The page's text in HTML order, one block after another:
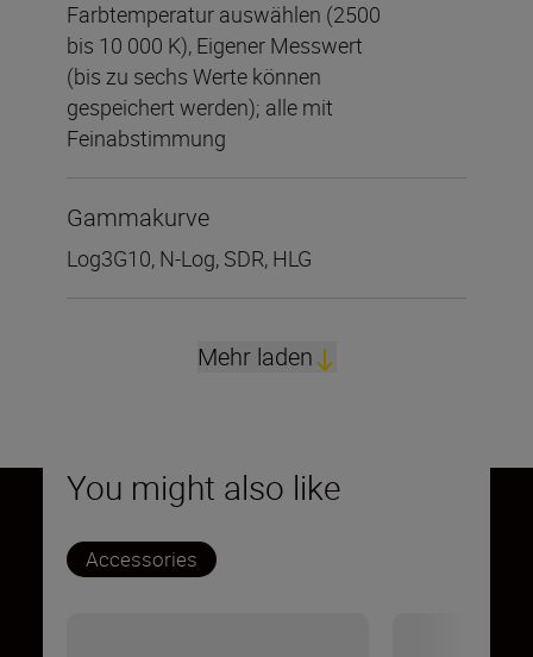
Farbtemperatur auswählen (2500
bis 10 000 K), Eigener Messwert
(bis zu sechs Werte können
gespeichert werden); alle mit
Feinabstimmung
Gammakurve
Log3G10, N-Log, SDR, HLG
Mehr laden
You might also like
Accessories